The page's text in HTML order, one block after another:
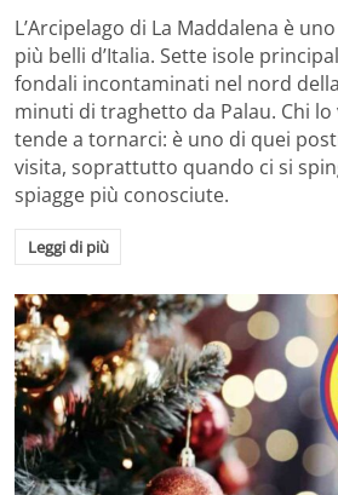
L’Arcipelago di La Maddalena è
più belli d’Italia. Sette isole
fondali incontaminati nel nord
minuti di traghetto da Palau. Chi
tende a tornarci: è uno di quei
visita, soprattutto quando ci si
spiagge più conosciute.
Leggi di più